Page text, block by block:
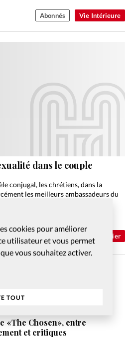
cookies pour améliorer
utilisateur et vous permet
vous souhaitez activer.
TOUT
Vie Intérieure
Abonnés
Dossier
dans le couple
conjugal, les chrétiens, dans la
les meilleurs ambassadeurs du
donne dix raisons à cet état de fait.
site…
de l’Apocalypse,
les interpréter ?
«The Chosen», entre
et critiques